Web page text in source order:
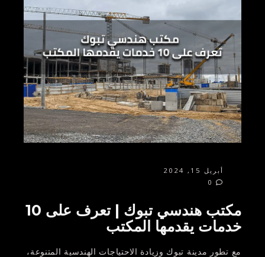
أبريل 15, 2024
مكتب هندسي تبوك | تعرف على 10
خدمات يقدمها المكتب
مع تطور مدينة تبوك وزيادة الاحتياجات الهندسية المتنوعة،